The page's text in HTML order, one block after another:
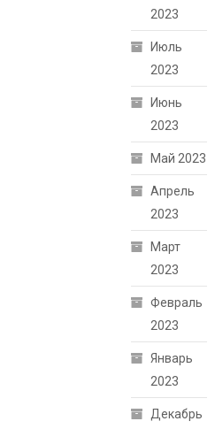
2023
Июль
2023
Июнь
2023
Май 2023
Апрель
2023
Март
2023
Февраль
2023
Январь
2023
Декабрь